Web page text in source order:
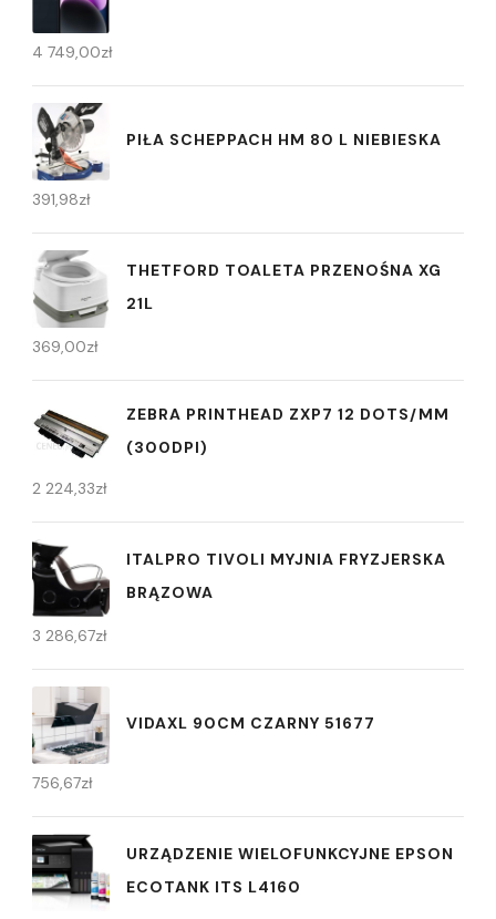
4 749,00zł
PIŁA SCHEPPACH HM 80 L NIEBIESKA
391,98zł
THETFORD TOALETA PRZENOŚNA XG
21L
369,00zł
ZEBRA PRINTHEAD ZXP7 12 DOTS/MM
(300DPI)
2 224,33zł
ITALPRO TIVOLI MYJNIA FRYZJERSKA
BRĄZOWA
3 286,67zł
VIDAXL 90CM CZARNY 51677
756,67zł
URZĄDZENIE WIELOFUNKCYJNE EPSON
ECOTANK ITS L4160